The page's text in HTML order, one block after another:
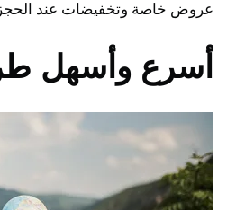
عروض خاصة وتخفيضات عند الحجز
أسرع وأسهل